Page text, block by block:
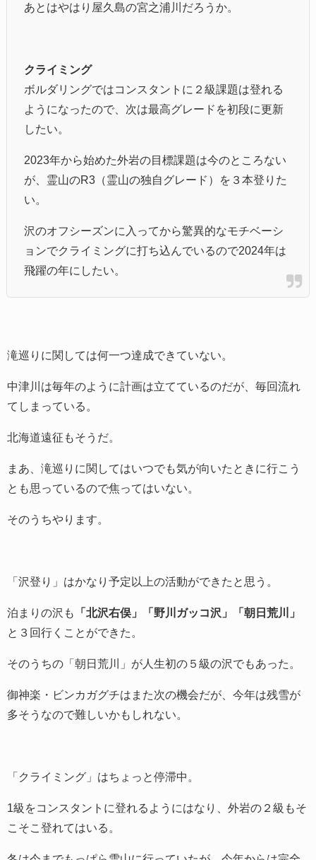
あとはやはり屋久島の宮之浦川だろうか。
クライミング
ボルダリングではコンスタントに２級課題は登れる
ようになったので、次は最高グレードを初段に更新
したい。
2023年から始めた外岩の目標課題は今のところない
が、霊山のR3（霊山の独自グレード）を３本登りた
い。
沢のオフシーズンに入ってから驚異的なモチベーシ
ョンでクライミングに打ち込んでいるので2024年は
飛躍の年にしたい。
滝巡りに関しては何一つ達成できていない。
中津川は毎年のように計画は立てているのだが、毎回流れ
てしまっている。
北海道遠征もそうだ。
まあ、滝巡りに関してはいつでも気が向いたときに行こう
とも思っているので焦ってはいない。
そのうちやります。
「沢登り」はかなり予定以上の活動ができたと思う。
泊まりの沢も
「北沢右俣」「野川ガッコ沢」「朝日荒川」
と３回行くことができた。
そのうちの「朝日荒川」が人生初の５級の沢でもあった。
御神楽・ビンカガグチはまた次の機会だが、今年は残雪が
多そうなので難しいかもしれない。
「クライミング」はちょっと停滞中。
1級をコンスタントに登れるようにはなり、外岩の２級もそ
こそこ登れてはいる。